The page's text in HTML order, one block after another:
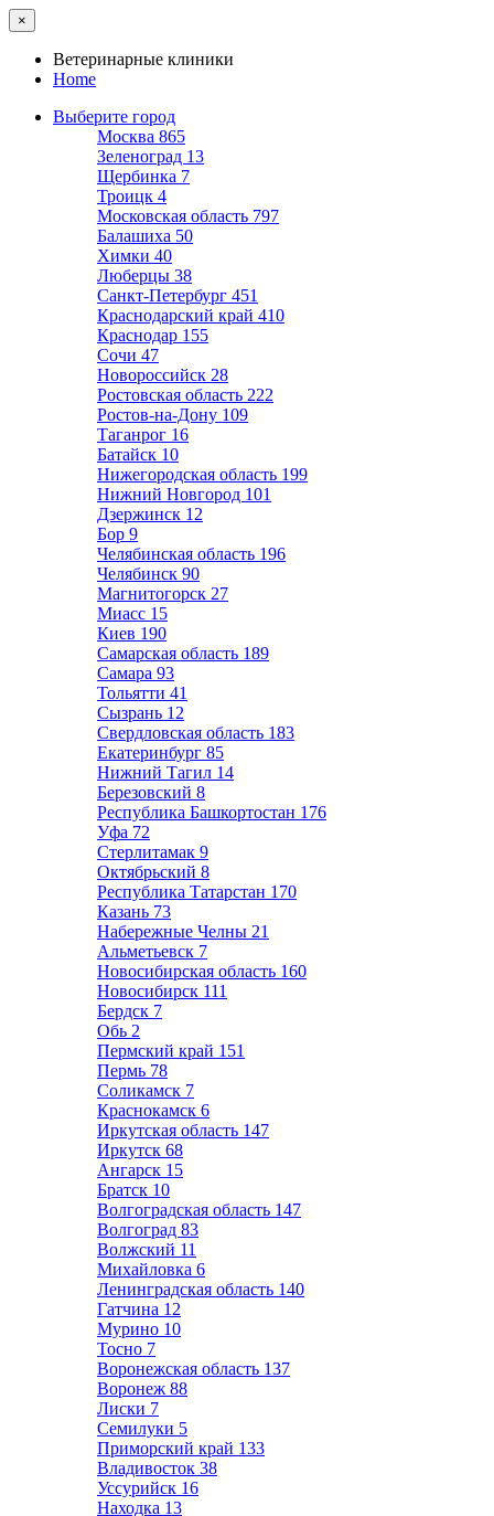
×
Ветеринарные клиники
Home
Выберите город
Москва 865
Зеленоград 13
Щербинка 7
Троицк 4
Московская область 797
Балашиха 50
Химки 40
Люберцы 38
Санкт-Петербург 451
Краснодарский край 410
Краснодар 155
Сочи 47
Новороссийск 28
Ростовская область 222
Ростов-на-Дону 109
Таганрог 16
Батайск 10
Нижегородская область 199
Нижний Новгород 101
Дзержинск 12
Бор 9
Челябинская область 196
Челябинск 90
Магнитогорск 27
Миасс 15
Киев 190
Самарская область 189
Самара 93
Тольятти 41
Сызрань 12
Свердловская область 183
Екатеринбург 85
Нижний Тагил 14
Березовский 8
Республика Башкортостан 176
Уфа 72
Стерлитамак 9
Октябрьский 8
Республика Татарстан 170
Казань 73
Набережные Челны 21
Альметьевск 7
Новосибирская область 160
Новосибирск 111
Бердск 7
Обь 2
Пермский край 151
Пермь 78
Соликамск 7
Краснокамск 6
Иркутская область 147
Иркутск 68
Ангарск 15
Братск 10
Волгоградская область 147
Волгоград 83
Волжский 11
Михайловка 6
Ленинградская область 140
Гатчина 12
Мурино 10
Тосно 7
Воронежская область 137
Воронеж 88
Лиски 7
Семилуки 5
Приморский край 133
Владивосток 38
Уссурийск 16
Находка 13